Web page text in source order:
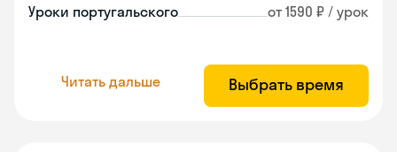
Уроки португальского от 1590 ₽ / урок
Читать дальше Выбрать время